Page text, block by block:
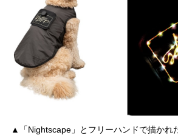
▲「Nightscape」とフリーハンドで描かれ